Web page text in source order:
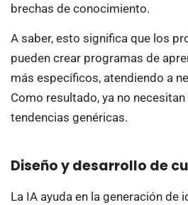
brechas de conocimiento.
A saber, esto significa que los
pueden crear programas de
más específicos, atendiendo a
Como resultado, ya no
tendencias genéricas.
Diseño y desarrollo de
La IA ayuda en la generación de